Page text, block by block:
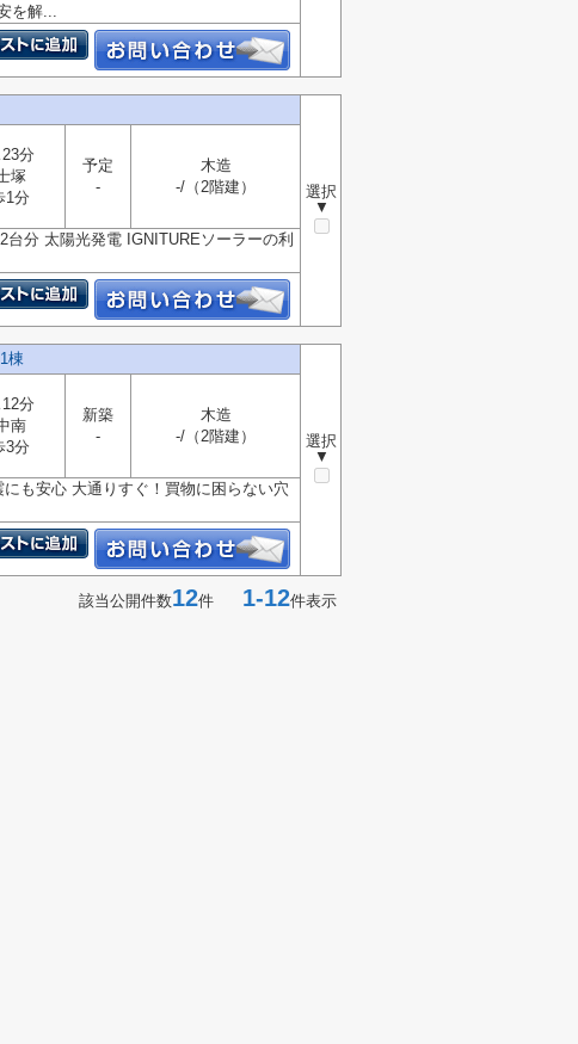
を解...
選択
▼
分
塚
1分
予定
-
木造
-/（2階建）
分 太陽光発電 IGNITUREソーラーの利
棟
選択
▼
分
南
3分
新築
-
木造
-/（2階建）
も安心 大通りすぐ！買物に困らない穴
該当公開件数12件 1-12件表示